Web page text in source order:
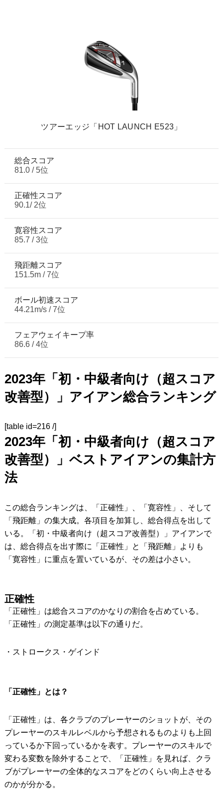
ツアーエッジ「HOT LAUNCH E523」
総合スコア
81.0 / 5位
正確性スコア
90.1/ 2位
寛容性スコア
85.7 / 3位
飛距離スコア
151.5m / 7位
ボール初速スコア
44.21m/s / 7位
フェアウェイキープ率
86.6 / 4位
2023年「初・中級者向け（超スコア
改善型）」アイアン総合ランキング
[table id=216 /]
2023年「初・中級者向け（超スコア
改善型）」ベストアイアンの集計方
法
この総合ランキングは、「正確性」、「寛容性」、そして
「飛距離」の集大成。各項目を加算し、総合得点を出して
いる。「初・中級者向け（超スコア改善型）」アイアンで
は、総合得点を出す際に「正確性」と「飛距離」よりも
「寛容性」に重点を置いているが、その差は小さい。
正確性
「正確性」は総合スコアのかなりの割合を占めている。
「正確性」の測定基準は以下の通りだ。
・ストロークス・ゲインド
「正確性」とは？
「正確性」は、各クラブのプレーヤーのショットが、その
プレーヤーのスキルレベルから予想されるものよりも上回
っているか下回っているかを表す。プレーヤーのスキルで
変わる変数を除外することで、「正確性」を見れば、クラ
ブがプレーヤーの全体的なスコアをどのくらい向上させる
のかが分かる。